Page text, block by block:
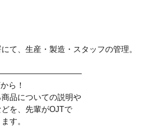
て、生産・製造・スタッフの管理。
】―――――――――――
ら！
品についての説明や
を、先輩がOJTで
す。